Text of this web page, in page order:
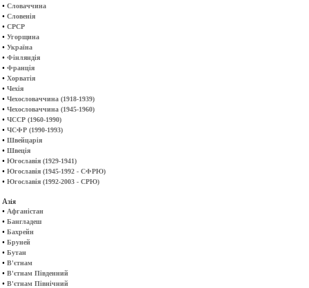
• Словаччина
• Словенія
• СРСР
• Угорщина
• Україна
• Фінляндія
• Франція
• Хорватія
• Чехія
• Чехословаччина (1918-1939)
• Чехословаччина (1945-1960)
• ЧССР (1960-1990)
• ЧСФР (1990-1993)
• Швейцарія
• Швеція
• Югославія (1929-1941)
• Югославія (1945-1992 - СФРЮ)
• Югославія (1992-2003 - СРЮ)
Азія
• Афганістан
• Бангладеш
• Бахрейн
• Бруней
• Бутан
• В'єтнам
• В'єтнам Південний
• В'єтнам Північний